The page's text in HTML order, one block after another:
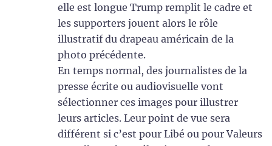
elle est longue Trump remplit le cadre et
les supporters jouent alors le rôle
illustratif du drapeau américain de la
photo précédente.
En temps normal, des journalistes de la
presse écrite ou audiovisuelle vont
sélectionner ces images pour illustrer
leurs articles. Leur point de vue sera
différent si c’est pour Libé ou pour Valeurs